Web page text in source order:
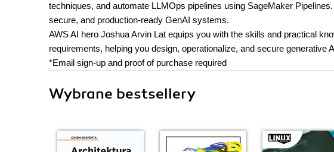
techniques, and automate LLMOps pipelines using SageMaker
secure, and production-ready GenAI systems.
AWS AI hero Joshua Arvin Lat equips you with the skills and practical
requirements, helping you design, operationalize, and secure generative
*Email sign-up and proof of purchase required
Wybrane bestsellery